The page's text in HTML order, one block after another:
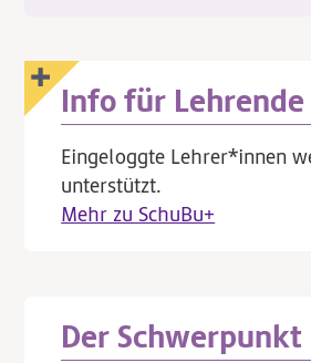
Info für Lehrende
Eingeloggte Lehrer*innen
unterstützt.
Mehr zu SchuBu+
Der